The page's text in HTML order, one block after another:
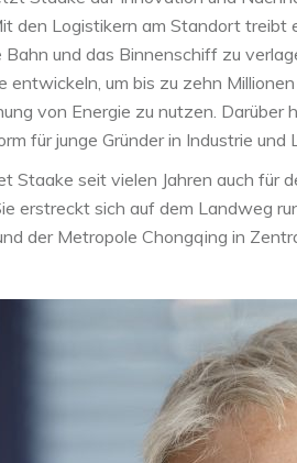
den Logistikern am Standort
und das Binnenschiff zu
entwickeln, um bis zu zehn
von Energie zu nutzen.
für junge Gründer in Industrie und
Staake seit vielen Jahren auch für
erstreckt sich auf dem Landweg
der Metropole Chongqing in